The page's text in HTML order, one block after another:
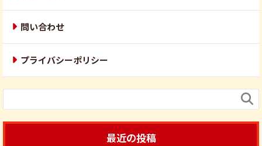
問い合わせ
プライバシーポリシー

最近の投稿